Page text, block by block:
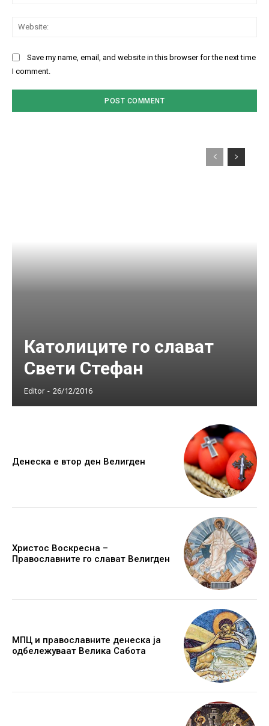
Save my name, email, and website in this browser for the next time
I comment.
Католиците го слават
Свети Стефан
Editor - 26/12/2016
Денеска е втор ден Велигден
Христос Воскресна –
Православните го слават Велигден
МПЦ и православните денеска ја
одбележуваат Велика Сабота